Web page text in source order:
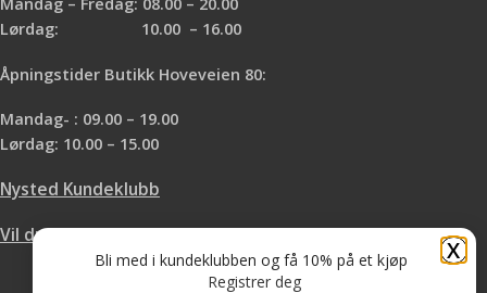
Lørdag: 10.00 – 16.00
Åpningstider Butikk Hoveveien 80:
Mandag- : 09.00 – 19.00
Lørdag: 10.00 – 15.00
Nysted Kundeklubb
Vil du leie hos oss?
X
Bli med i kundeklubben og få 10% på et kjøp
Registrer deg